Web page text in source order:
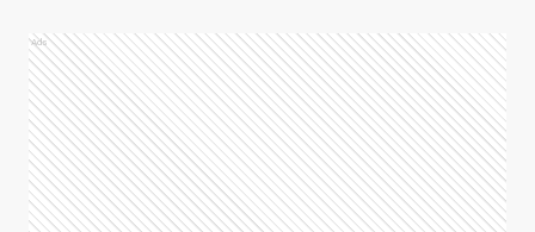
Ads